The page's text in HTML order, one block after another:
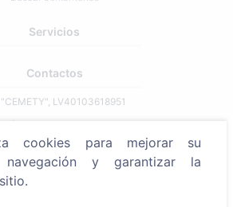
Servicios
Contactos
"CEMETY", LV40103618951
info@cemety.lv
¡Operamos en todo el país!
cookies para mejorar su
y garantizar la